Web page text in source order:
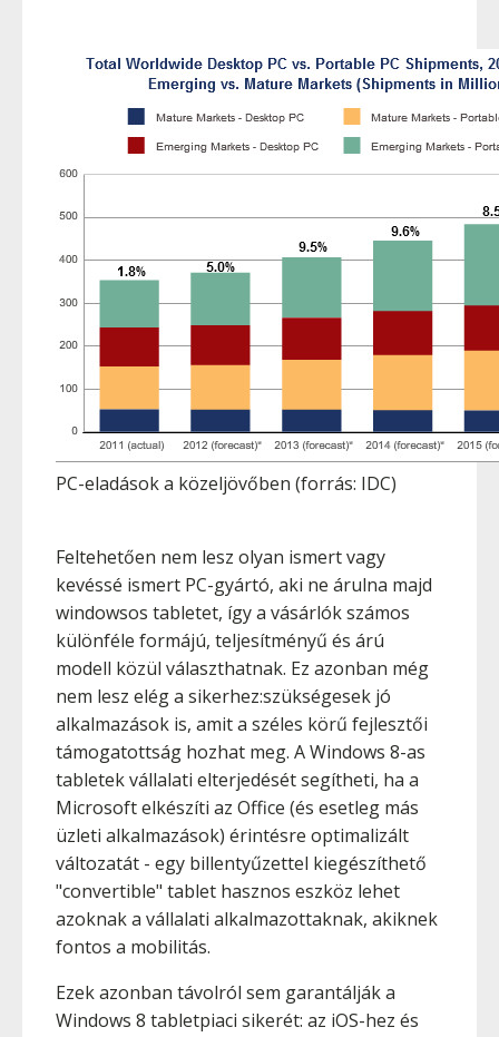
PC-eladások a közeljövőben (forrás: IDC)
Feltehetően nem lesz olyan ismert vagy
kevéssé ismert PC-gyártó, aki ne árulna majd
windowsos tabletet, így a vásárlók számos
különféle formájú, teljesítményű és árú
modell közül választhatnak. Ez azonban még
nem lesz elég a sikerhez:szükségesek jó
alkalmazások is, amit a széles körű fejlesztői
támogatottság hozhat meg. A Windows 8-as
tabletek vállalati elterjedését segítheti, ha a
Microsoft elkészíti az Office (és esetleg más
üzleti alkalmazások) érintésre optimalizált
változatát - egy billentyűzettel kiegészíthető
"convertible" tablet hasznos eszköz lehet
azoknak a vállalati alkalmazottaknak, akiknek
fontos a mobilitás.
Ezek azonban távolról sem garantálják a
Windows 8 tabletpiaci sikerét: az iOS-hez és